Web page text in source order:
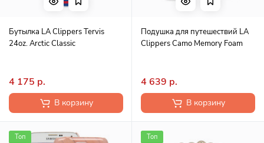
Бутылка LA Clippers Tervis
24oz. Arctic Classic
4 175 р.
В корзину
Подушка для путешествий LA
Clippers Camo Memory Foam
4 639 р.
В корзину
Топ Топ